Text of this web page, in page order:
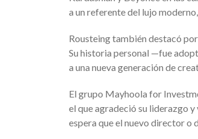
a un referente del lujo
Rousteing también destacó
Su historia personal —fue
a una nueva generación de
El grupo Mayhoola for
el que agradeció su liderazgo y
espera que el nuevo director o